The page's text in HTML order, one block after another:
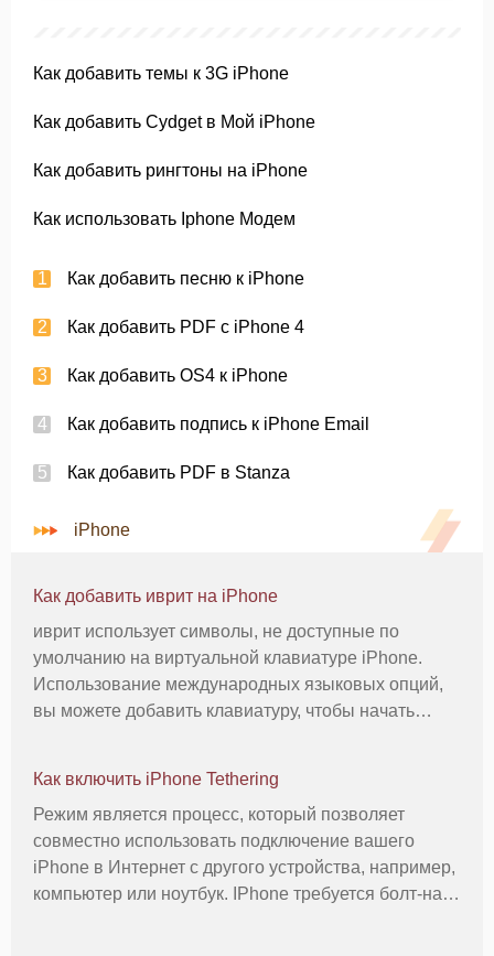
Как добавить темы к 3G iPhone
Как добавить Cydget в Мой iPhone
Как добавить рингтоны на iPhone
Как использовать Iphone Модем
Как добавить песню к iPhone
Как добавить PDF с iPhone 4
Как добавить OS4 к iPhone
Как добавить подпись к iPhone Email
Как добавить PDF в Stanza
iPhone
Как добавить иврит на iPhone
иврит использует символы, не доступные по
умолчанию на виртуальной клавиатуре iPhone.
Использование международных языковых опций,
вы можете добавить клавиатуру, чтобы начать
непосредственно в любой документ, который
поддер
Как включить iPhone Tethering
Режим является процесс, который позволяет
совместно использовать подключение вашего
iPhone в Интернет с другого устройства, например,
компьютер или ноутбук. IPhone требуется болт-на-